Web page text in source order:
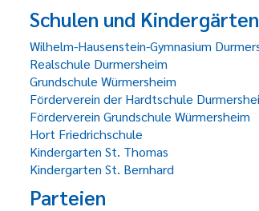
Schulen und Kindergärten
Wilhelm-Hausenstein-Gymnasium
Realschule Durmersheim
Grundschule Würmersheim
Förderverein der Hardtschule
Förderverein Grundschule Würmersheim
Hort Friedrichschule
Kindergarten St. Thomas
Kindergarten St. Bernhard
Parteien